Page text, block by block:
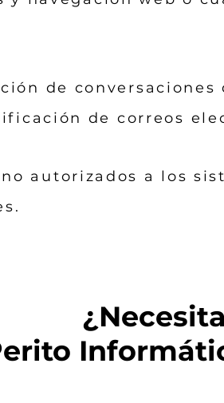
de
de correos
no autorizados a los